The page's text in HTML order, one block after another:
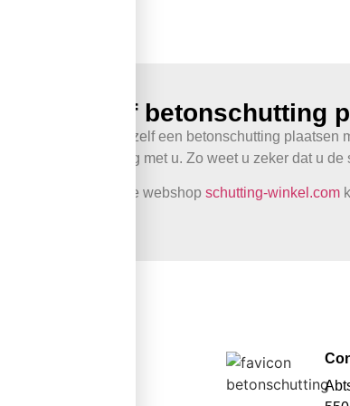
Zelf betonschutting
Wilt u zelf een betonschutting
overleg met u. Zo weet u zeker dat u
In onze webshop schutting-winkel.com